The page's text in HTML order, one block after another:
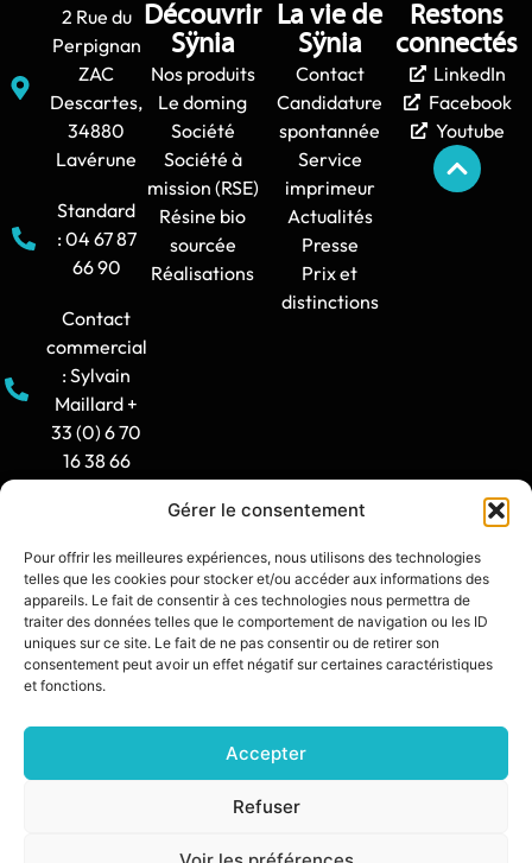
Gérer le consentement
Pour offrir les meilleures expériences, nous utilisons des technologies
telles que les cookies pour stocker et/ou accéder aux informations des
appareils. Le fait de consentir à ces technologies nous permettra de
traiter des données telles que le comportement de navigation ou les ID
uniques sur ce site. Le fait de ne pas consentir ou de retirer son
consentement peut avoir un effet négatif sur certaines caractéristiques
et fonctions.
Accepter
Refuser
2 Rue du
Perpignan
ZAC
Descartes,
34880
Lavérune
Standard
: 04 67 87
66 90
Contact
commercial
: Sylvain
Maillard +
33 (0) 6 70
16 38 66
: 8h30-12h
/ 14h -
17h30
contact@synia.fr
Découvrir
Sÿnia
Nos produits
Le doming
Société
Société à
mission (RSE)
Résine bio
sourcée
Réalisations
La vie de
Sÿnia
Contact
Candidature
spontannée
Service
imprimeur
Actualités
Presse
Prix et
distinctions
Restons
connectés
LinkedIn
Facebook
Youtube
POLITIQUE DE CONFIDENTIALITÉ
SITE CRÉÉ PAR :DIXIT L’AGENCE